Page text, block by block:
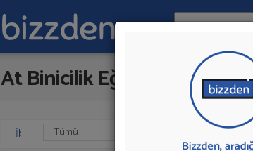
Ara:
At Binicilik Eğitimi
İl: